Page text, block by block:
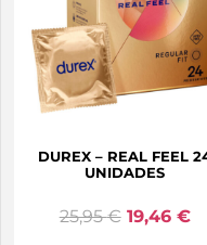
DUREX – REAL FEEL
UNIDADES
25,95€ 19,46 €